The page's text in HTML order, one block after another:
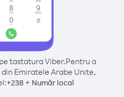
tastatura Viber.Pentru a
Emiratele Arabe Unite,
+238 + Număr local